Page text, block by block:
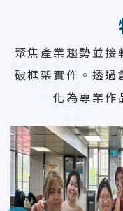
聚焦產業趨勢並接
破框架實作。透過
化為專業作